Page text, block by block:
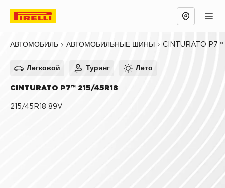
АВТОМОБИЛЬ АВТОМОБИЛЬНЫЕ ШИНЫ CINTURATO P7™
Легковой Туринг Лето
CINTURATO P7™ 215/45R18
215/45R18 89V